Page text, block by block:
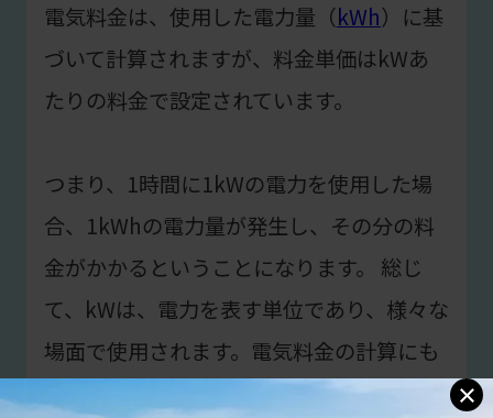
電気料金は、使用した電力量（kWh）に基
づいて計算されますが、料金単価はkWあ
たりの料金で設定されています。
つまり、1時間に1kWの電力を使用した場
合、1kWhの電力量が発生し、その分の料
金がかかるということになります。 総じ
て、kWは、電力を表す単位であり、様々な
場面で使用されます。電気料金の計算にも
関わってくるため、理解しておくことが重
×